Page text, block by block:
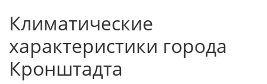
Климатические
характеристики города
Кронштадта